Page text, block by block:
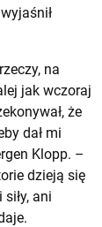
na
jak wczoraj
że
dał mi
Klopp. –
dzieją się
ani